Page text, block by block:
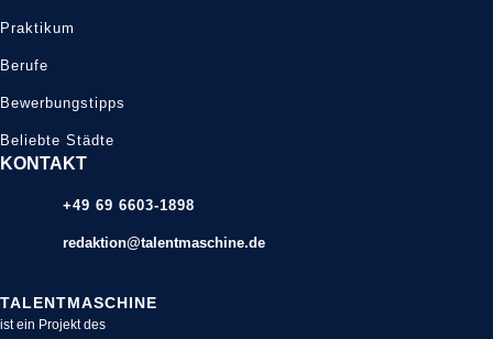
Praktikum
Berufe
Bewerbungstipps
Beliebte Städte
KONTAKT
+49 69 6603-1898
redaktion@talentmaschine.de
TALENTMASCHINE
ist ein Projekt des